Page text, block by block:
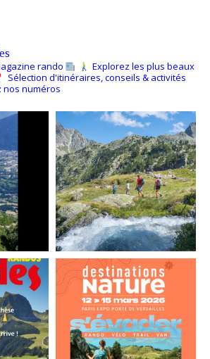
rando
Explorez les plus beaux
Sélection d'itinéraires, conseils & activités
nos numéros